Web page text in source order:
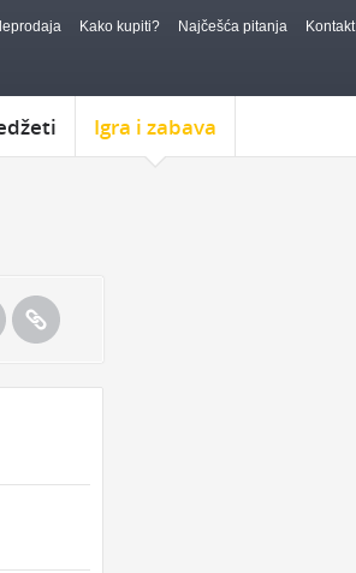
Kako kupiti? Najčešća pitanja Kontakt
Igra i zabava